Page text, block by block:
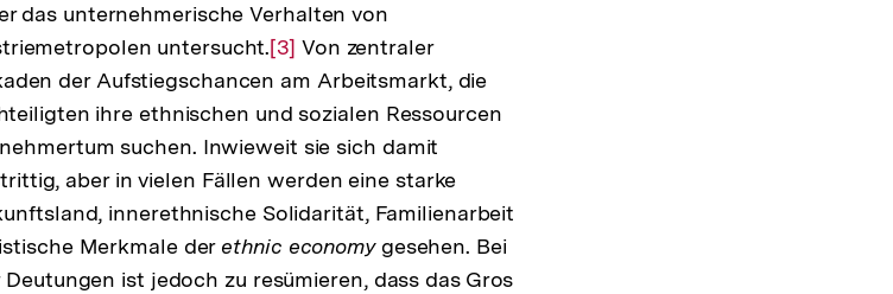
das unternehmerische Verhalten von
untersucht.Zur
Auflösung
der
Fußnote
[3] Von zentraler
der Aufstiegschancen am Arbeitsmarkt, die
ihre ethnischen und sozialen Ressourcen
suchen. Inwieweit sie sich damit
aber in vielen Fällen werden eine starke
innerethnische Solidarität, Familienarbeit
Merkmale der ethnic economygesehen. Bei
ist jedoch zu resümieren, dass das Gros